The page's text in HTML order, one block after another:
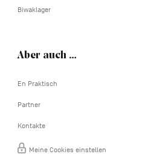
Biwaklager
Aber auch …
En Praktisch
Partner
Kontakte
Meine Cookies einstellen